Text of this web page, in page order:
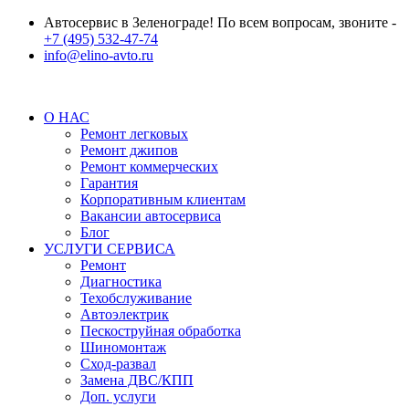
Автосервис в Зеленограде! По всем вопросам, звоните -
+7 (495) 532-47-74
info@elino-avto.ru
О НАС
Ремонт легковых
Ремонт джипов
Ремонт коммерческих
Гарантия
Корпоративным клиентам
Вакансии автосервиса
Блог
УСЛУГИ СЕРВИСА
Ремонт
Диагностика
Техобслуживание
Автоэлектрик
Пескоструйная обработка
Шиномонтаж
Сход-развал
Замена ДВС/КПП
Доп. услуги